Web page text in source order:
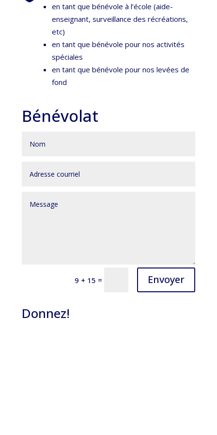
en tant que bénévole à l’école (aide-
enseignant, surveillance des récréations,
etc)
en tant que bénévole pour nos activités
spéciales
en tant que bénévole pour nos levées de
fond
Bénévolat
9 + 15 = Envoyer
Donnez!